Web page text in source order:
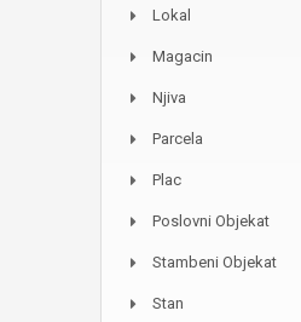
Lokal
Magacin
Njiva
Parcela
Plac
Poslovni Objekat
Stambeni Objekat
Stan